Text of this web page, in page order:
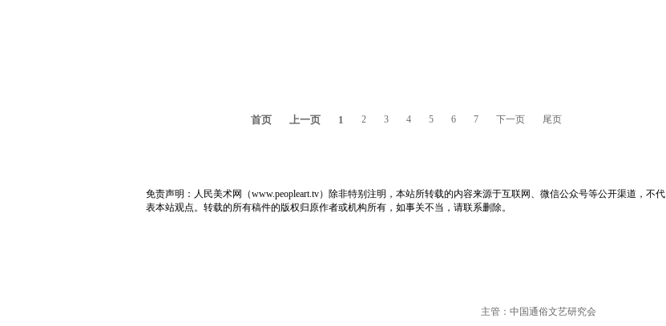
首页 上一页 1 2 3 4 5 6 7 下一页 尾页
免责声明：人民美术网（www.peopleart.tv）除非特别注明，本站所转载的内容来源于互联网、微信公众号等公开渠道，不代
表本站观点。转载的所有稿件的版权归原作者或机构所有，如事关不当，请联系删除。
主管：中国通俗文艺研究会